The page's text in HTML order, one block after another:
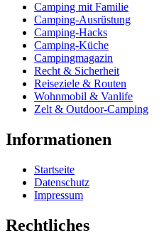
Camping mit Familie
Camping-Ausrüstung
Camping-Hacks
Camping-Küche
Campingmagazin
Recht & Sicherheit
Reiseziele & Routen
Wohnmobil & Vanlife
Zelt & Outdoor-Camping
Informationen
Startseite
Datenschutz
Impressum
Rechtliches